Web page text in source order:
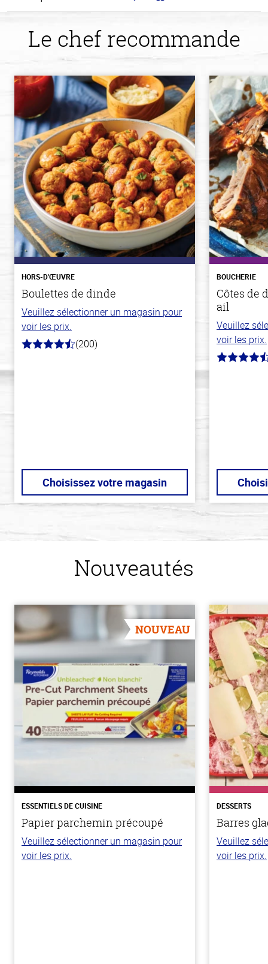
Le chef recommande
HORS-D'ŒUVRE
Boulettes de dinde
Veuillez sélectionner un magasin pour
voir les prix.
4.6
(200)
Choisissez votre magasin
BOUCHERIE
Côtes de
ail
Veuillez
voir les prix.
4.8
Nouveautés
NOUVEAU
ESSENTIELS DE CUISINE
Papier parchemin précoupé
Veuillez sélectionner un magasin pour
voir les prix.
DESSERTS
Barres
Veuillez
voir les prix.